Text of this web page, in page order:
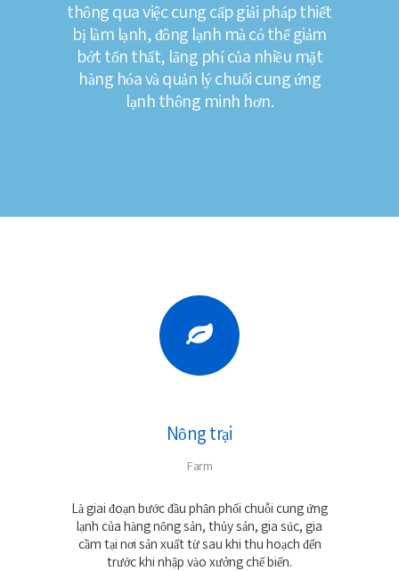
thông qua việc cung cấp giải pháp thiết
bị làm lạnh, đông lạnh mà có thể giảm
bớt tổn thất, lãng phí của nhiều mặt
hàng hóa và quản lý chuỗi cung ứng
lạnh thông minh hơn.
Nông trại
Farm
Là giai đoạn bước đầu phân phối chuỗi cung ứng
lạnh của hàng nông sản, thủy sản, gia súc, gia
cầm tại nơi sản xuất từ sau khi thu hoạch đến
trước khi nhập vào xưởng chế biến.